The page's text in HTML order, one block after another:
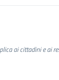
ai cittadini e ai